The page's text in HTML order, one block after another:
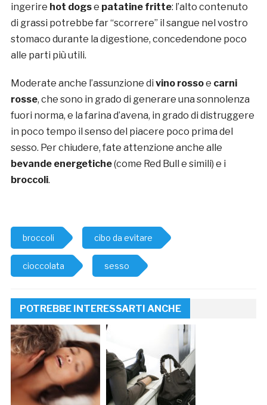
ingerire hot dogse patatine fritte: l’alto contenuto
di grassi potrebbe far “scorrere” il sangue nel vostro
stomaco durante la digestione, concedendone poco
alle parti più utili.
Moderate anche l’assunzione di vino rossoe carni
rosse, che sono in grado di generare una sonnolenza
fuori norma, e la farina d’avena, in grado di distruggere
in poco tempo il senso del piacere poco prima del
sesso. Per chiudere, fate attenzione anche alle
bevande energetiche(come Red Bull e simili) e i
broccoli.
broccoli cibo da evitare
cioccolata sesso
POTREBBE INTERESSARTI ANCHE